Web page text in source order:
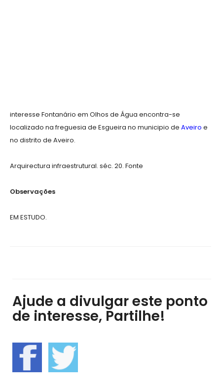
interesse Fontanário em Olhos de Água encontra-se
localizado na freguesia de Esgueira no municipio de Aveiro e
no distrito de Aveiro.
Arquirectura infraestrutural. séc. 20. Fonte
Observações
EM ESTUDO.
Ajude a divulgar este ponto
de interesse, Partilhe!